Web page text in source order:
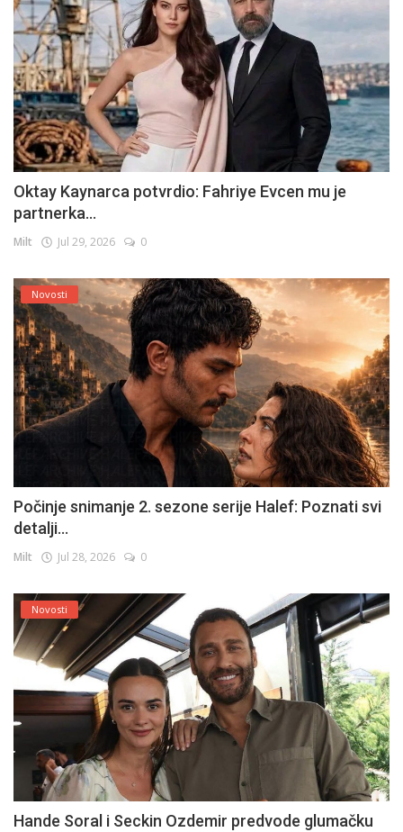
Oktay Kaynarca potvrdio: Fahriye Evcen mu je
partnerka...
Milt Jul 29, 2026 0
Novosti
Počinje snimanje 2. sezone serije Halef: Poznati svi
detalji...
Milt Jul 28, 2026 0
Novosti
Hande Soral i Seckin Ozdemir predvode glumačku